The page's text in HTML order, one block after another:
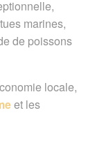
une
marines,
de poissons
locale,
et les